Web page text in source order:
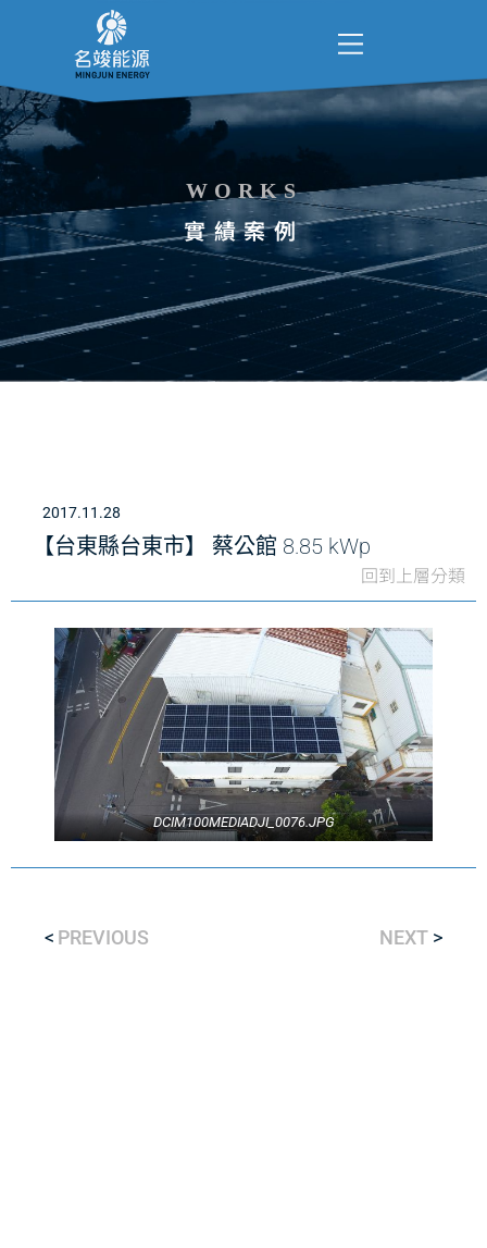
WORKS
實績案例
2017.11.28
【台東縣台東市】 蔡公館 8.85 kWp
回到上層分類
DCIM100MEDIADJI_0076.JPG
NEXT
PREVIOUS